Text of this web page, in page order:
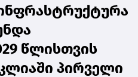
წლისთვის
პირველი